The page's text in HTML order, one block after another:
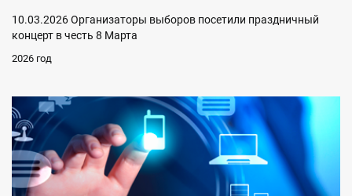
10.03.2026 Организаторы выборов посетили праздничный
концерт в честь 8 Марта
2026 год